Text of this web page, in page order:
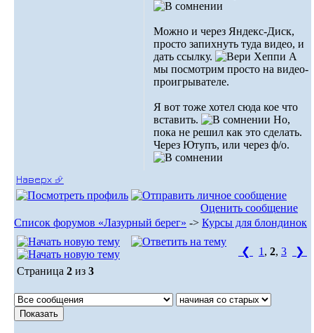
Можно и через Яндекс-Диск,
просто запихнуть туда видео, и
дать ссылку.
А
мы посмотрим просто на видео-
проигрывателе.
Я вот тоже хотел сюда кое что
вставить.
Но,
пока не решил как это сделать.
Через Ютупъ, или через ф/о.
Наверх ⮵
Оценить сообщение
Список форумов «Лазурный берег» -> Курсы для блондинок
❮ 1 , 2, 3
❯
Страница 2 из 3